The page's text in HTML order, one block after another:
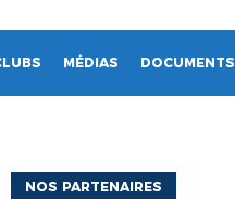
MÉDIAS DOCUMENTS
NOS PARTENAIRES